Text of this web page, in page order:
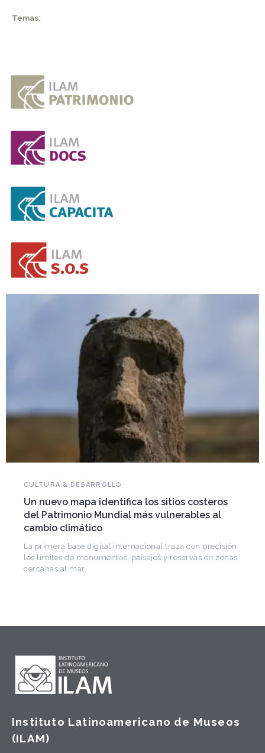
Temas:
Falleció Ramón Gutiérrez, guardián del
patrimonio iberoamericano
Arquitecto, historiador e Investigador Superior del
CONICET, fundó el CEDODAL e impulsó los Seminarios
de Arquitectura Latinoamericana. Publicó más de
Instituto Latinoamericano de Museos
(ILAM)